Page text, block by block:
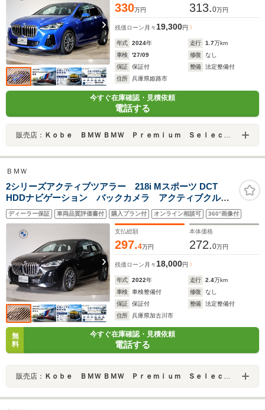
330万円 313.0万円
残価ローン 月々 19,300円
年式 2024年 走行 1.7万km
車検
'27/09 修復
なし
保証
保証付 整備
法定整備付
住所
兵庫県姫路市
今すぐ在庫確認・見積依頼
電話する
販売店： Ｋｏｂｅ ＢＭＷ ＢＭＷ Ｐｒｅｍｉｕｍ Ｓｅｌｅｃｔｉｏｎ 姫路
ＢＭＷ
2シリーズアクティブツアラー 218i Mスポーツ DCT
HDDナビゲーション バックカメラ アクティブクルー
ズコントロール マルチファンクションステアリング
ミラー型ETC LEDヘッドライト シートヒーター ア
ンビエントライト
ディーラー保証 車両品質評価書付 購入プラン付 オンライン相談可 360°画像付
支払総額
297.4万円
本体価格
272.0万円
残価ローン 月々 18,000円
年式 2022年 走行 2.4万km
車検
車検整備付 修復
なし
保証
保証付 整備
法定整備付
住所
兵庫県加古川市
無
料
今すぐ在庫確認・見積依頼
電話する
販売店： Ｋｏｂｅ ＢＭＷ ＢＭＷ Ｐｒｅｍｉｕｍ Ｓｅｌｅｃｔｉｏｎ 加古川